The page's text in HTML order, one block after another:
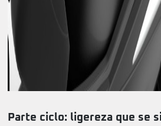
Parte ciclo: ligereza que se